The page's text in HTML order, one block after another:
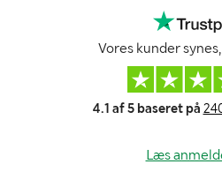
Vores kunder
4.1 af 5 baseret på
Læs